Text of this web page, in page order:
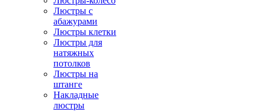
Люстры с
абажурами
Люстры клетки
Люстры для
натяжных
потолков
Люстры на
штанге
Накладные
люстры